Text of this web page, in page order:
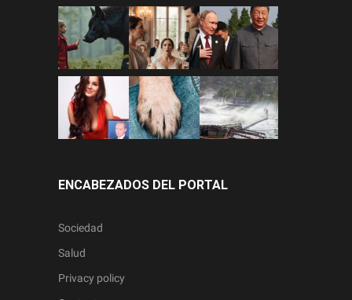
ENCABEZADOS DEL PORTAL
Sociedad
Salud
Privacy policy